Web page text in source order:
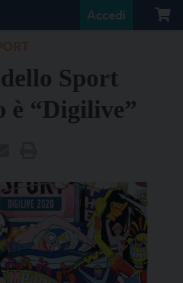
Accedi
Sport
è “Digilive”